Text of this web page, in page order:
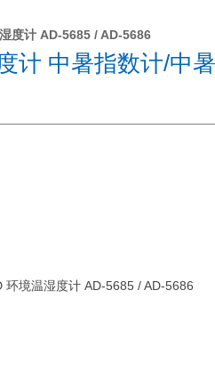
度计 AD-5685 / AD-5686
计 中暑指数计/中